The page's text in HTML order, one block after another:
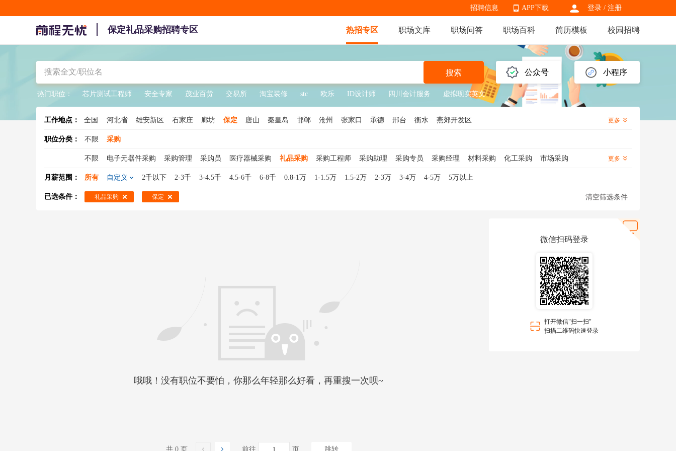
登录 / 注册
APP下载
APP下载
招聘信息
保定礼品采购招聘专区 热招专区 职场文库 职场问答 职场百科 简历模板 校园招聘
公众号 小程序
搜索
热门职位： 芯片测试工程师 安全专家 茂业百货 交易所 淘宝装修 stc 欧乐 ID设计师 四川会计服务 虚拟现实英文
工作地点： 全国 河北省 雄安新区 石家庄 廊坊 保定 唐山 秦皇岛 邯郸 沧州 张家口 承德 邢台 衡水 燕郊开发区 更多
职位分类： 不限 采购
不限 电子元器件采购 采购管理 采购员 医疗器械采购 礼品采购 采购工程师 采购助理 采购专员 采购经理 材料采购 化工采购
市场采购
mro采购
元器件采购 零星采购 采购总监 物资采购 工业品采购 芯片采购 电商采购 服装采购 药品采购 采购数据分析
更多
月薪范围： 所有 自定义 2千以下 2-3千 3-4.5千 4.5-6千 6-8千 0.8-1万 1-1.5万 1.5-2万 2-3万 3-4万 4-5万 5万以上
已选条件： 礼品采购 保定 清空筛选条件
哦哦！没有职位不要怕，你那么年轻那么好看，再重搜一次呗~
共 0 页 前往 页 跳转
微信扫码登录
打开微信"扫一扫"
扫描二维码快速登录